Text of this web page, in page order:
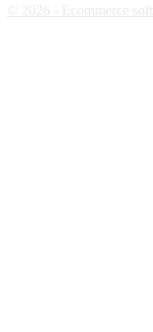
© 2026 - Ecommerce